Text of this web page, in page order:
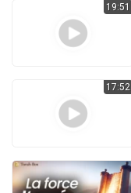
19:51
17:52